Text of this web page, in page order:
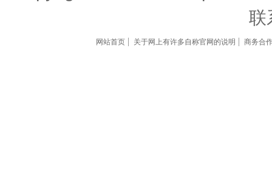
联
网站首页 关于网上有许多自称官网的说明 商务合